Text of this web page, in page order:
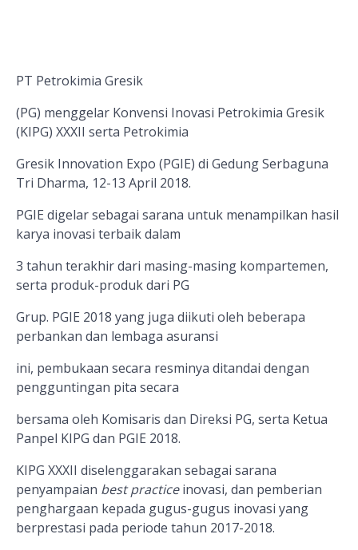
PT Petrokimia Gresik
(PG) menggelar Konvensi Inovasi Petrokimia Gresik
(KIPG) XXXII serta Petrokimia
Gresik Innovation Expo (PGIE) di Gedung Serbaguna
Tri Dharma, 12-13 April 2018.
PGIE digelar sebagai sarana untuk menampilkan hasil
karya inovasi terbaik dalam
3 tahun terakhir dari masing-masing kompartemen,
serta produk-produk dari PG
Grup. PGIE 2018 yang juga diikuti oleh beberapa
perbankan dan lembaga asuransi
ini, pembukaan secara resminya ditandai dengan
pengguntingan pita secara
bersama oleh Komisaris dan Direksi PG, serta Ketua
Panpel KIPG dan PGIE 2018.
KIPG XXXII diselenggarakan sebagai sarana
penyampaian best practiceinovasi, dan pemberian
penghargaan kepada gugus-gugus inovasi yang
berprestasi pada periode tahun 2017-2018.